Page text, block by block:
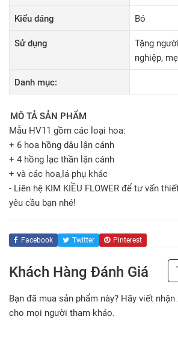
Kiểu dáng Bó
Sử dụng
Tặng
nghiệp,
Danh mục:
MÔ TẢ SẢN PHẨM
Mẫu HV11 gồm các loại hoa:
+ 6 hoa hồng dâu lận cánh
+ 4 hồng lạc thần lận cánh
+ và các hoa,lá phụ khác
- Liên hệ KIM KIỀU FLOWER để tư vấn
yêu cầu bạn nhé!
Facebook Twitter Pinterest
Khách Hàng Đánh Giá
Bạn đã mua sản phẩm này? Hãy viết
cho mọi người tham khảo.